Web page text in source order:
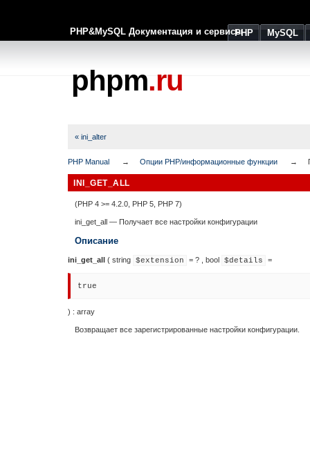
PHP&MySQL Документация и сервисыPHP MySQL
phpm.ru
« ini_alter
PHP Manual Опции PHP/информационные функции
INI_GET_ALL
(PHP 4 >= 4.2.0, PHP 5, PHP 7)
ini_get_all — Получает все настройки конфигурации
Описание
ini_get_all ( string $extension = ? bool $details =
true
) : array
Возвращает все зарегистрированные настройки конфигурации.